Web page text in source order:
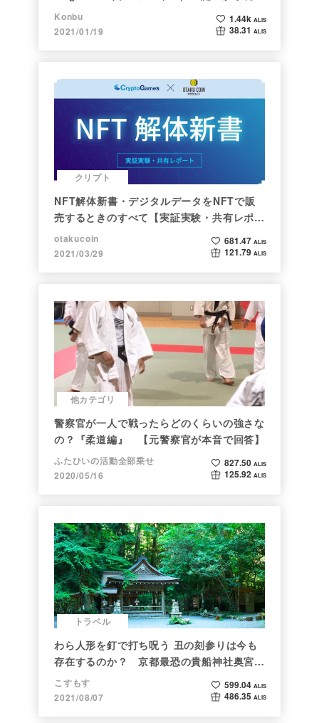
まで。注目される非証券性🐶
Konbu
2021/01/19
1.44k ALIS
38.31 ALIS
クリプト
NFT解体新書・デジタルデータをNFTで販
売するときのすべて【実証実験・共有レポー
ト】
otakucoin
2021/03/29
681.47 ALIS
121.79 ALIS
他カテゴリ
警察官が一人で戦ったらどのくらいの強さな
の？『柔道編』 【元警察官が本音で回答】
ふたひいの活動全部乗せ
2020/05/16
827.50 ALIS
125.92 ALIS
トラベル
わら人形を釘で打ち呪う 丑の刻参りは今も
存在するのか？ 京都最恐の貴船神社奥宮を
調べた
こすもす
2021/08/07
599.04 ALIS
486.35 ALIS